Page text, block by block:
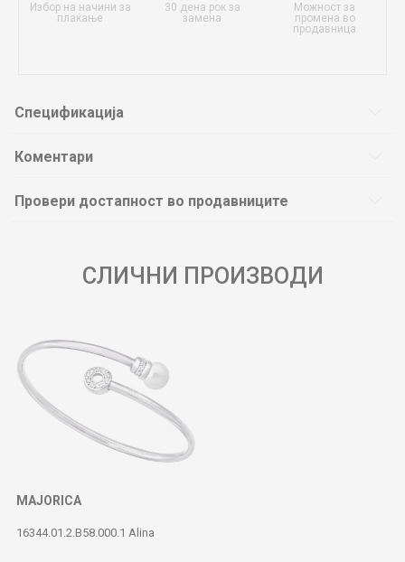
Избор на начини за
плаќање
30 дена рок за
замена
Можност за
промена во
продавница
Спецификација
Коментари
Провери достапност во продавниците
СЛИЧНИ ПРОИЗВОДИ
MAJORICA
16344.01.2.B58.000.1 Alina